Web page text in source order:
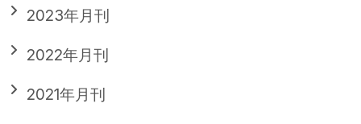
2023年月刊
2022年月刊
2021年月刊